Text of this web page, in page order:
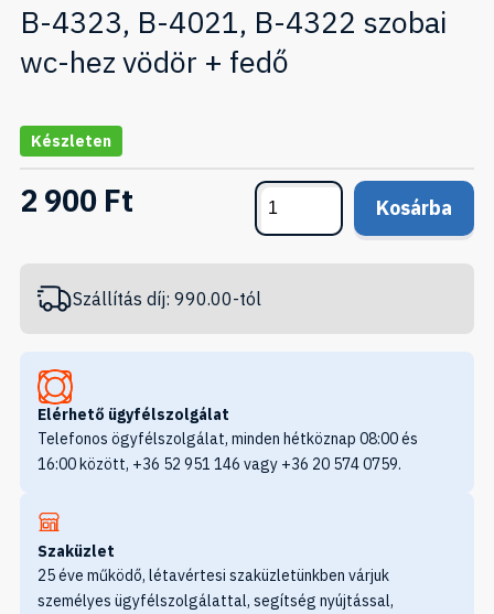
B-4323, B-4021, B-4322 szobai
wc-hez vödör + fedő
Készleten
2 900 Ft Kosárba
Szállítás díj: 990.00-tól
Elérhető ügyfélszolgálat
Telefonos ögyfélszolgálat, minden hétköznap 08:00 és
16:00 között, +36 52 951 146 vagy +36 20 574 0759.
Szaküzlet
25 éve működő, létavértesi szaküzletünkben várjuk
személyes ügyfélszolgálattal, segítség nyújtással,